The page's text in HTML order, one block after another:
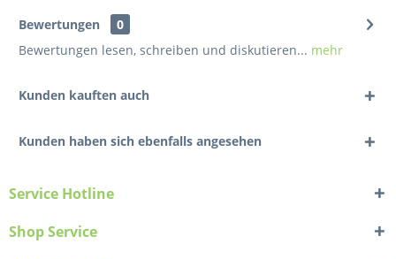
Bewertungen
0
Bewertungen lesen, schreiben und diskutieren... mehr
Kunden kauften auch
Kunden haben sich ebenfalls angesehen
Service Hotline
Shop Service